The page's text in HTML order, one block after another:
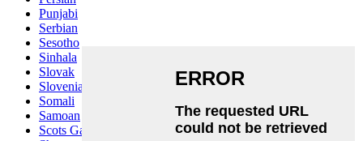
Punjabi
Serbian
Sesotho
Sinhala
Slovak
Slovenian
Somali
Samoan
Scots Gaelic